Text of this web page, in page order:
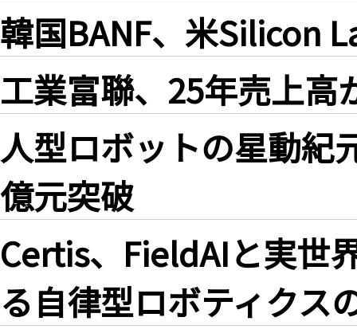
韓国BANF、米Silicon
工業富聯、25年売上
人型ロボットの星動
億元突破
Certis、FieldAIと実世
る自律型ロボティクス